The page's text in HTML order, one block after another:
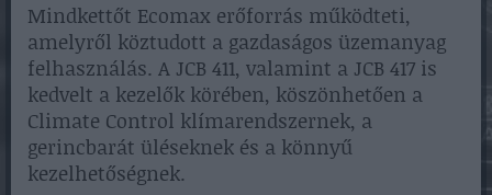
Mindkettőt Ecomax erőforrás működteti,
amelyről köztudott a gazdaságos üzemanyag
felhasználás. A JCB 411, valamint a JCB 417 is
kedvelt a kezelők körében, köszönhetően a
Climate Control klímarendszernek, a
gerincbarát üléseknek és a könnyű
kezelhetőségnek.